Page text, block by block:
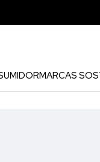
MARCAS